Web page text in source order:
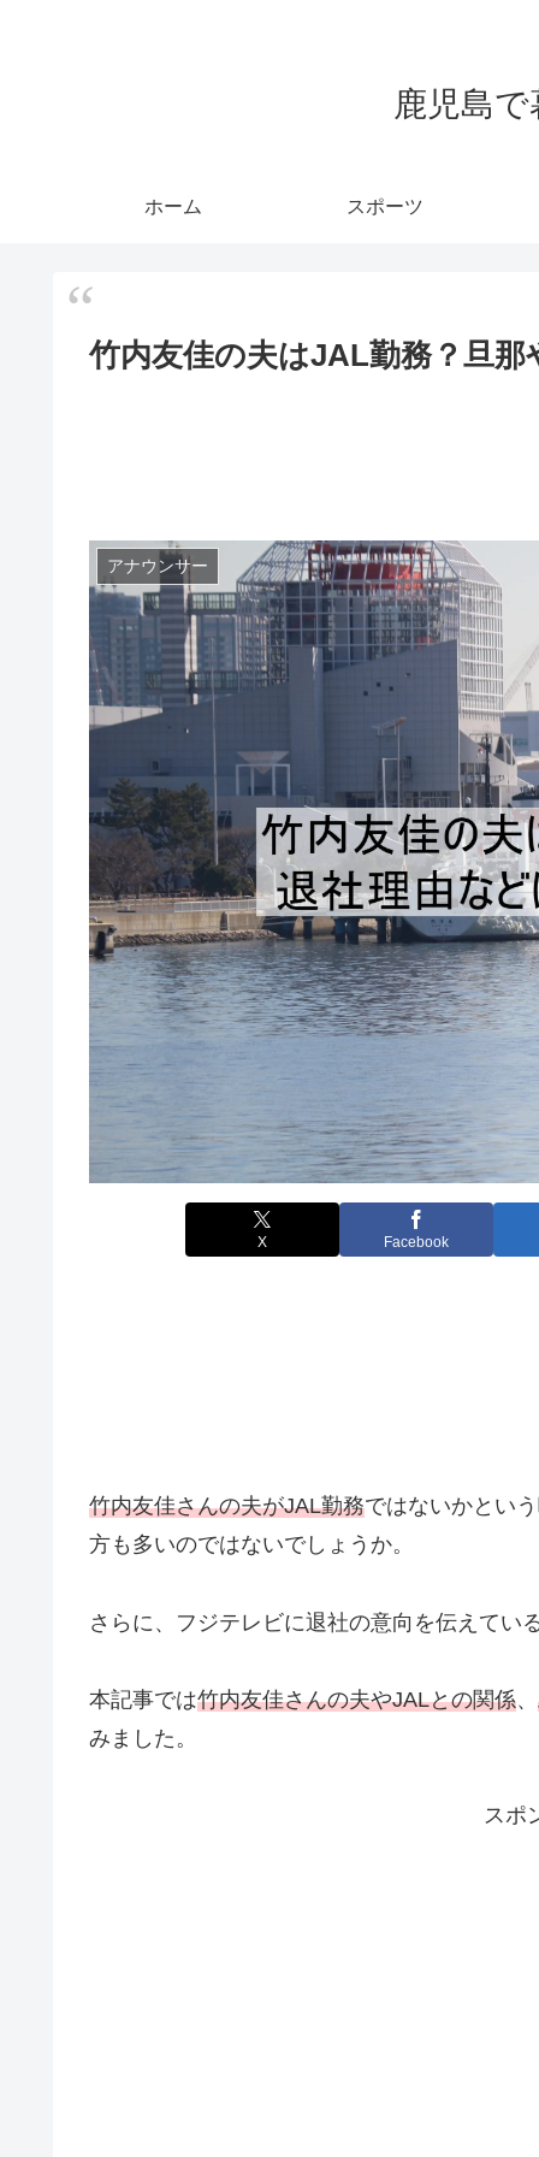
鹿児島
ホーム スポーツ
竹内友佳の夫はJAL勤務？旦
アナウンサー
X Facebook
竹内友佳さんの夫がJAL勤務ではないかとい
方も多いのではないでしょうか。
さらに、フジテレビに退社の意向を伝えてい
本記事では竹内友佳さんの夫やJALとの関係、
みました。
スポ